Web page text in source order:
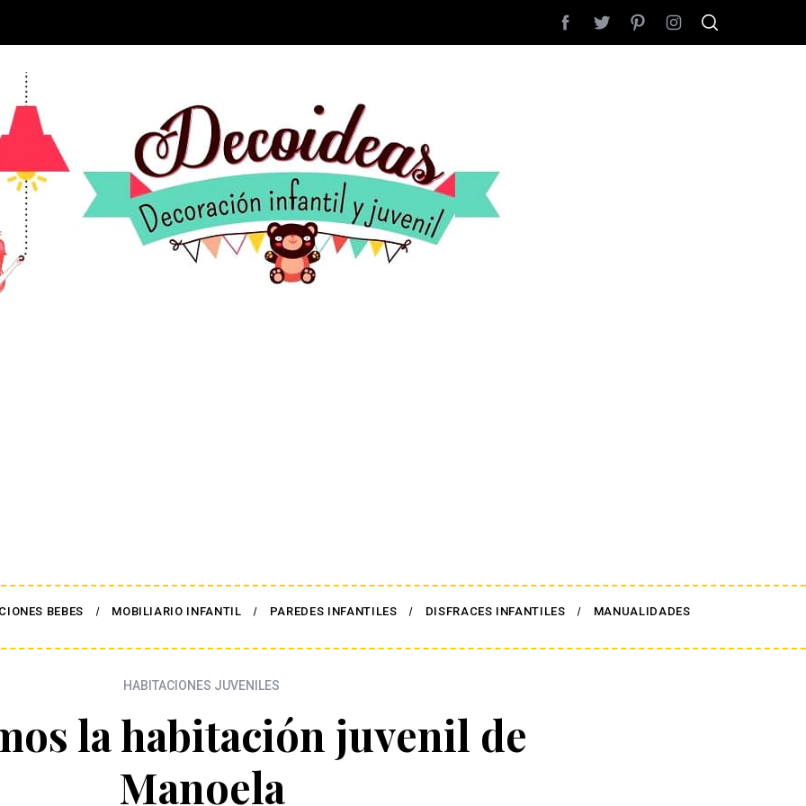
BEBES MOBILIARIO INFANTIL PAREDES INFANTILES DISFRACES INFANTILES MANUALIDADES
HABITACIONES JUVENILES
la habitación juvenil de
Manoela